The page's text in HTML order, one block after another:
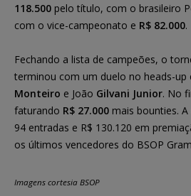
118.500 pelo título, com o brasileiro
com o vice-campeonato e R$ 82.000.
Fechando a lista de campeões, o
terminou com um duelo no heads-up
Monteiro e João Gilvani Junior. No
faturando R$ 27.000 mais bounties.
94 entradas e R$ 130.120 em
os últimos vencedores do BSOP
Imagens cortesia BSOP